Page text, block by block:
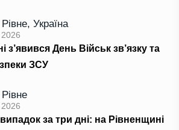
, Україна
з’явився День Військ зв’язку та
ЗСУ
за три дні: на Рівненщині